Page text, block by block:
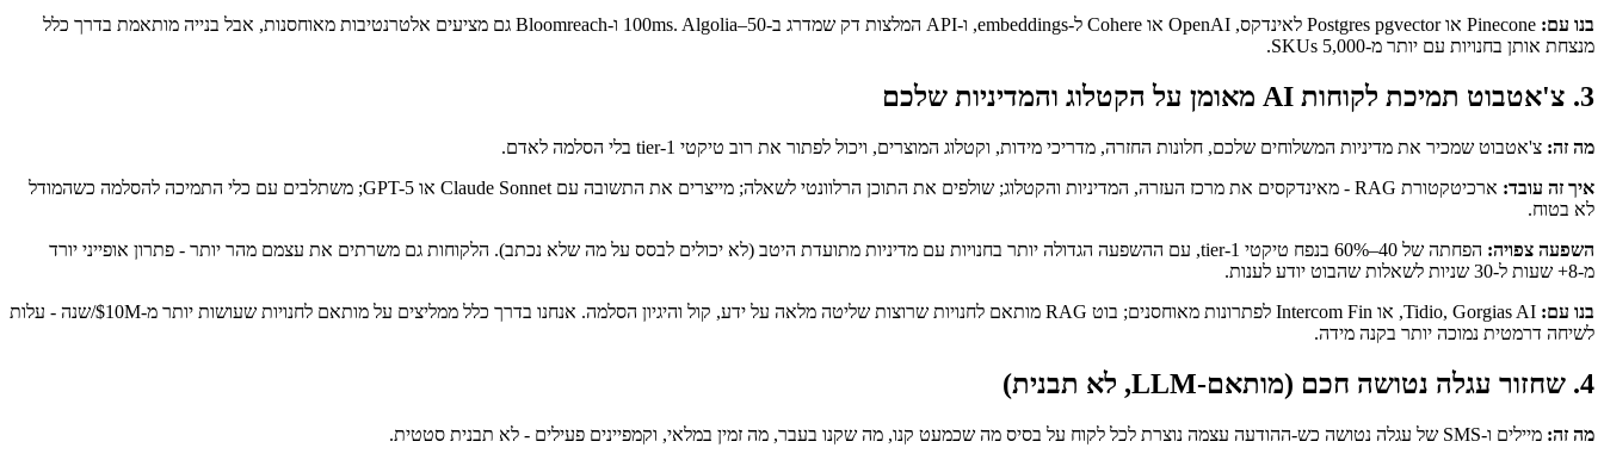
בנו עם:
Pinecone או Postgres pgvector לאינדקס, OpenAI או Cohere ל-embeddings, ו-API המלצות דק שמדרג ב-50–100ms. Algolia ו-Bloomreach גם מציעים אלטרנטיבות מאוחסנות, אבל בנייה מותאמת בדרך כלל
מנצחת אותן בחנויות עם יותר מ-5,000 SKUs.
3. צ'אטבוט תמיכת לקוחות AI מאומן על הקטלוג והמדיניות שלכם
מה זה: צ'אטבוט שמכיר את מדיניות המשלוחים שלכם, חלונות החזרה, מדריכי מידות, וקטלוג המוצרים, ויכול לפתור את רוב טיקטי tier-1 בלי הסלמה לאדם.
איך זה עובד:
ארכיטקטורת RAG - מאינדקסים את מרכז העזרה, המדיניות והקטלוג; שולפים את התוכן הרלוונטי לשאלה; מייצרים את התשובה עם Claude Sonnet או GPT-5; משתלבים עם כלי התמיכה להסלמה כשהמודל
לא בטוח.
השפעה צפויה:
הפחתה של 40–60% בנפח טיקטי tier-1, עם ההשפעה הגדולה יותר בחנויות עם מדיניות מתועדת היטב (לא יכולים לבסס על מה שלא נכתב). הלקוחות גם משרתים את עצמם מהר יותר - פתרון אופייני יורד
מ-8+ שעות ל-30 שניות לשאלות שהבוט יודע לענות.
בנו עם:
Tidio, Gorgias AI, או Intercom Fin לפתרונות מאוחסנים; בוט RAG מותאם לחנויות שרוצות שליטה מלאה על ידע, קול והיגיון הסלמה. אנחנו בדרך כלל ממליצים על מותאם לחנויות שעושות יותר מ-$10M/שנה - עלות
לשיחה דרמטית נמוכה יותר בקנה מידה.
4. שחזור עגלה נטושה חכם (מותאם-LLM, לא תבנית)
מה זה: מיילים ו-SMS של עגלה נטושה כש-ההודעה עצמה נוצרת לכל לקוח על בסיס מה שכמעט קנו, מה שקנו בעבר, מה זמין במלאי, וקמפיינים פעילים - לא תבנית סטטית.